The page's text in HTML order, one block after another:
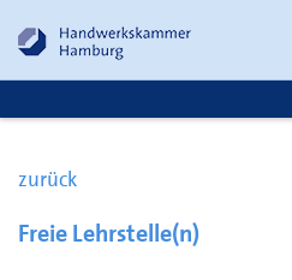
zurück
Freie Lehrstelle(n)